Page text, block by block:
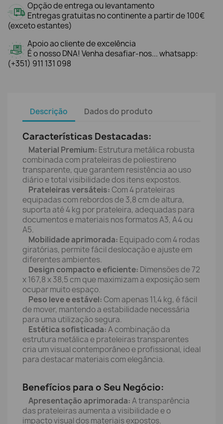
Opção de entrega ou levantamento
Entregas gratuitas no continente a partir de 100€
(exceto estantes)
Apoio ao cliente de excelência
É o nosso DNA! Venha desafiar-nos... whatsapp:
(+351) 911 131 098
Descrição Dados do produto
Características Destacadas:
Material Premium: Estrutura metálica robusta
combinada com prateleiras de poliestireno
transparente, que garantem resistência ao uso
diário e total visibilidade dos itens expostos.
Prateleiras versáteis:Com 4 prateleiras
equipadas com rebordos de 3,8 cm de altura,
suporta até 4 kg por prateleira, adequadas para
documentos e materiais nos formatos A3, A4 ou
A5.
Mobilidade aprimorada: Equipado com 4 rodas
giratórias, permite fácil deslocação e ajuste em
diferentes ambientes.
Design compacto e eficiente: Dimensões de 72
x 167,8 x 38,5 cm que maximizam a exposição sem
ocupar muito espaço.
Peso leve e estável:Com apenas 11,4 kg, é fácil
de mover, mantendo a estabilidade necessária
para uma utilização segura.
Estética sofisticada:A combinação da
estrutura metálica e prateleiras transparentes
cria um visual contemporâneo e profissional, ideal
para destacar materiais com elegância.
Benefícios para o Seu Negócio:
Apresentação aprimorada:A transparência
das prateleiras aumenta a visibilidade e o
impacto visual dos materiais expostos.